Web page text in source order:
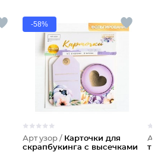
-58%
Арт узор / Карточки для
скрапбукинга с высечками